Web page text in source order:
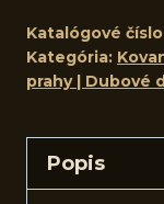
Katalógové
Kategória:
prahy | Dubové
Popis